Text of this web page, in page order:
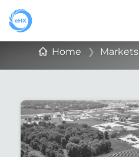
Home ❯ Markets